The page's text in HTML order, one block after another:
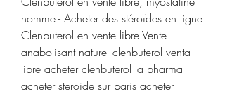
homme - Acheter des stéroïdes en ligne
Clenbuterol en vente libre Vente
anabolisant naturel clenbuterol venta
libre acheter clenbuterol la pharma
acheter steroide sur paris acheter